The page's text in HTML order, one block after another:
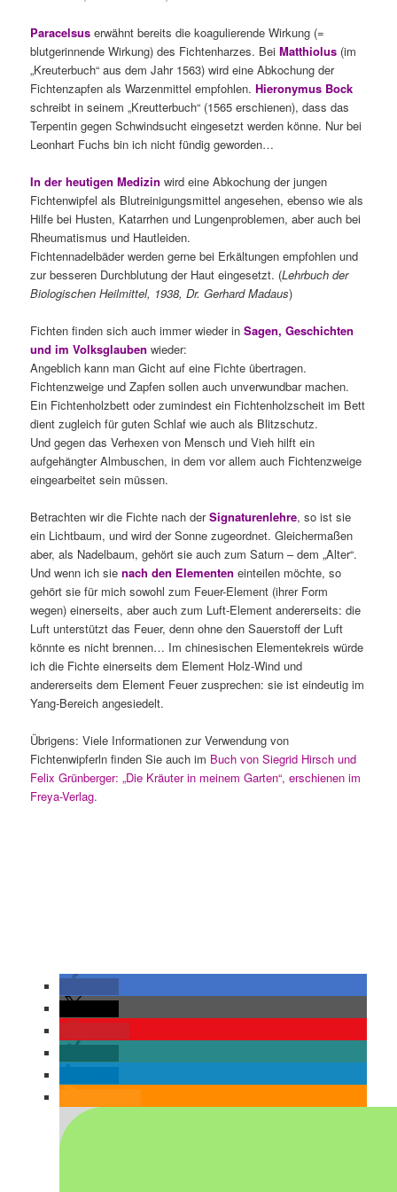
Paracelsus erwähnt bereits die koagulierende Wirkung (=
blutgerinnende Wirkung) des Fichtenharzes. BeiMatthiolus (im
„Kreuterbuch“ aus dem Jahr 1563) wird eine Abkochung der
Fichtenzapfen als Warzenmittel empfohlen.Hieronymus Bock
schreibt in seinem „Kreutterbuch“ (1565 erschienen), dass das
Terpentin gegen Schwindsucht eingesetzt werden könne. Nur bei
Leonhart Fuchs bin ich nicht fündig geworden…
In der heutigen Medizin wird eine Abkochung der jungen
Fichtenwipfel als Blutreinigungsmittel angesehen, ebenso wie als
Hilfe bei Husten, Katarrhen und Lungenproblemen, aber auch bei
Rheumatismus und Hautleiden.
Fichtennadelbäder werden gerne bei Erkältungen empfohlen und
zur besseren Durchblutung der Haut eingesetzt. (Lehrbuch der
Biologischen Heilmittel, 1938, Dr. Gerhard Madaus)
Fichten finden sich auch immer wieder inSagen, Geschichten
und im Volksglauben wieder:
Angeblich kann man Gicht auf eine Fichte übertragen.
Fichtenzweige und Zapfen sollen auch unverwundbar machen.
Ein Fichtenholzbett oder zumindest ein Fichtenholzscheit im Bett
dient zugleich für guten Schlaf wie auch als Blitzschutz.
Und gegen das Verhexen von Mensch und Vieh hilft ein
aufgehängter Almbuschen, in dem vor allem auch Fichtenzweige
eingearbeitet sein müssen.
Betrachten wir die Fichte nach derSignaturenlehre, so ist sie
ein Lichtbaum, und wird der Sonne zugeordnet. Gleichermaßen
aber, als Nadelbaum, gehört sie auch zum Saturn – dem „Alter“.
Und wenn ich sienach den Elementen einteilen möchte, so
gehört sie für mich sowohl zum Feuer-Element (ihrer Form
wegen) einerseits, aber auch zum Luft-Element andererseits: die
Luft unterstützt das Feuer, denn ohne den Sauerstoff der Luft
könnte es nicht brennen… Im chinesischen Elementekreis würde
ich die Fichte einerseits dem Element Holz-Wind und
andererseits dem Element Feuer zusprechen: sie ist eindeutig im
Yang-Bereich angesiedelt.
Übrigens: Viele Informationen zur Verwendung von
Fichtenwipferln finden Sie auch im Buch von Siegrid Hirsch und
Felix Grünberger: „Die Kräuter in meinem Garten“, erschienen im
Freya-Verlag.